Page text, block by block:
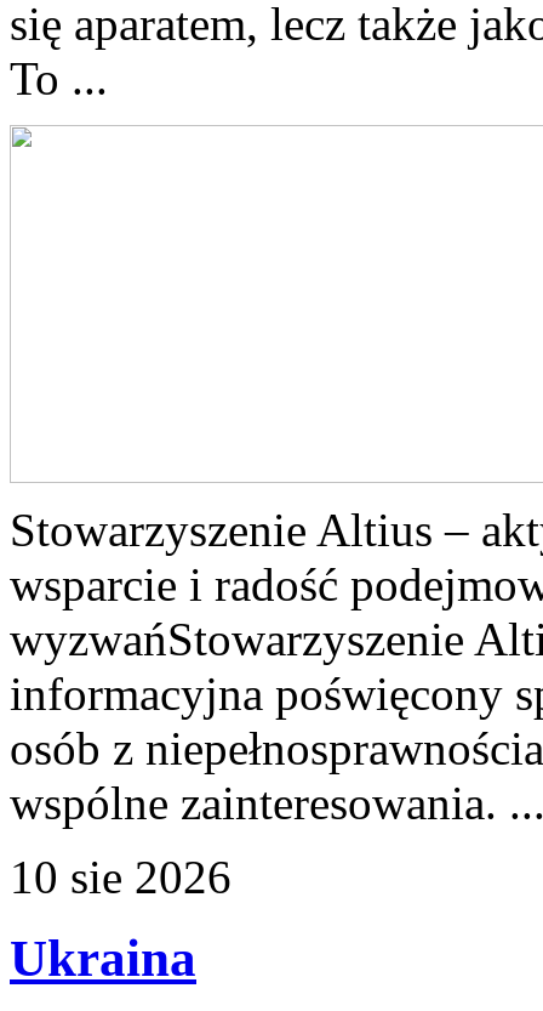
się aparatem, lecz także
To ...
Stowarzyszenie Altius –
wsparcie i radość
wyzwańStowarzyszenie
informacyjna poświęcony
osób z
wspólne zainteresowania.
10 sie 2026
Ukraina